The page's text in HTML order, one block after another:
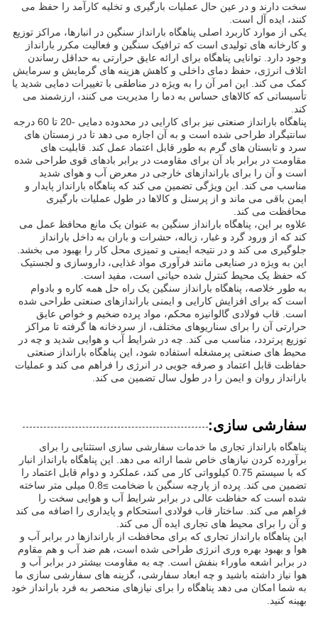
سخت دارند و در عین حال عملیات بارگیری و تخلیه کارآمد را حفظ می
کنند، ایده آل است.
یکی از موارد کاربرد اصلی پناهگاه بارانداز سنگین در انبارها، مراکز توزیع
و کارخانه های تولیدی است که ترافیک سنگین و فعالیت مکرر بارانداز
وجود دارد. توانایی پناهگاه برای ارائه عایق حرارتی به حداقل رساندن
اتلاف انرژی، حفظ دمای داخلی و کاهش هزینه های گرمایش و سرمایش
کمک می کند. این امر آن را به ویژه در مناطقی با تغییرات دمایی شدید یا
تأسیساتی که کالاهای حساس به دما را مدیریت می کنند، ارزشمند می
کند.
پناهگاه بارانداز صنعتی نیز برای کارایی در محدوده دمایی -20 تا 60 درجه
سانتیگراد طراحی شده است و به آن اجازه می دهد تا در زمستان های
سرد و تابستان های گرم به طور قابل اعتماد عمل کند. قابلیت های
مقاومت در برابر باد آن برای مقاومت در برابر بادهای قوی طراحی شده
است و آن را برای باراندازهای خارجی در معرض آب و هوای شدید
مناسب می کند. این ویژگی تضمین می کند که پناهگاه بارانداز پایدار و
ایمن باقی می ماند و از پرسنل و کالاها در طول عملیات بارگیری
محافظت می کند.
علاوه بر این، پناهگاه بارانداز سنگین به عنوان یک مانع محافظ عمل می
کند که از ورود گرد و غبار، زباله، حشرات و باران به داخل بارانداز
جلوگیری می کند و در نتیجه ایمنی و تمیزی محل کار را بهبود می بخشد.
این به ویژه در صنایعی مانند فرآوری مواد غذایی، داروسازی و لجستیک
که حفظ یک محیط کنترل شده حیاتی است، مفید است.
به طور خلاصه، پناهگاه بارانداز سنگین یک راه حل همه کاره و بادوام
است که برای افزایش کارایی و ایمنی باراندازهای صنعتی طراحی شده
است. قاب فولادی گالوانیزه محکم، مواد پرده ضخیم و خواص عایق
حرارتی آن را برای سناریوهای مختلف، از سردخانه ها گرفته تا مراکز
توزیع پرتردد، مناسب می کند. چه در شرایط آب و هوایی شدید و چه در
محیط های صنعتی پرمشغله استفاده شود، این پناهگاه بارانداز صنعتی
حفاظت قابل اعتماد و صرفه جویی در انرژی را فراهم می کند و عملیات
بارانداز روان و ایمن را در طول سال تضمین می کند.
سفارشی سازی:
پناهگاه بارانداز تجاری ما خدمات سفارشی سازی استثنایی را برای
برآورده کردن نیازهای خاص شما ارائه می دهد. این پناهگاه بارانداز انبار
که با سیستم 0.75 کیلوواتی کار می کند، عملکرد و دوام قابل اعتماد را
تضمین می کند. پرده از پارچه سنگین با ضخامت ≥0.8 میلی متر ساخته
شده است که حفاظت عالی در برابر شرایط آب و هوایی سخت را
فراهم می کند. ساختار قاب فولادی استحکام و پایداری را اضافه می کند
و آن را برای محیط های تجاری ایده آل می کند.
این پناهگاه بارانداز تجاری که برای محافظت از باراندازها در برابر آب و
هوا و بهبود بهره وری انرژی طراحی شده است، هم ضد آب و هم مقاوم
در برابر اشعه ماوراء بنفش است. چه به مقاومت بیشتر در برابر آب و
هوا نیاز داشته باشید و چه ابعاد سفارشی، گزینه های سفارشی سازی ما
به شما امکان می دهد پناهگاه را برای نیازهای منحصر به فرد بارانداز خود
بهینه کنید.